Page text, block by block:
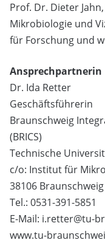
Prof. Dr. Dieter
Mikrobiologie und
für Forschung und
Ansprechpartnerin
Dr. Ida Retter
Geschäftsführerin
Braunschweig
(BRICS)
Technische
c/o: Institut für
38106 Braunschweig
Tel.: 0531-391-5851
E-Mail: i.retter@tu-
www.tu-